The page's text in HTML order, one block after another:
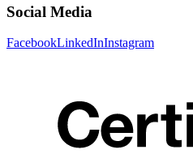
Social Media
FacebookLinkedInInstagram